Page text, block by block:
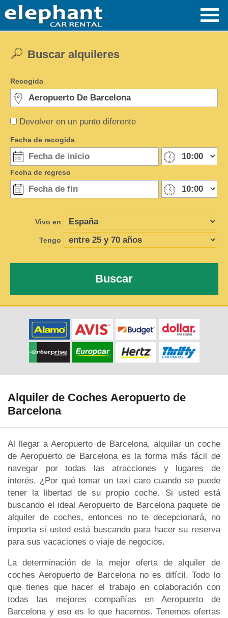
Devolver en un punto diferente
Buscar alquileres
Recogida
Fecha de recogida
Fecha de regreso
Vivo en
Tengo
Buscar
Alquiler de Coches Aeropuerto de
Barcelona
Al llegar a Aeropuerto de Barcelona, alquilar un coche
de Aeropuerto de Barcelona es la forma más fácil de
navegar por todas las atracciones y lugares de
interés. ¿Por qué tomar un taxi caro cuando se puede
tener la libertad de su propio coche. Si usted está
buscando el ideal Aeropuerto de Barcelona paquete de
alquiler de coches, entonces no te decepcionará, no
importa si usted está buscando para hacer su reserva
para sus vacaciones o viaje de negocios.
La determinación de la mejor oferta de alquiler de
coches Aeropuerto de Barcelona no es difícil. Todo lo
que tienes que hacer el trabajo en colaboración con
todas las mejores compañías en Aeropuerto de
Barcelona y eso es lo que hacemos. Tenemos ofertas